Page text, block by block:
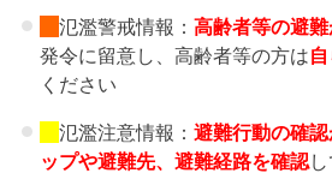
氾濫警戒情報： 高齢者等の避難
発令に留意し、高齢者等の方は
ください
氾濫注意情報： 避難行動の確
ップや避難先、 避難経路を確認し